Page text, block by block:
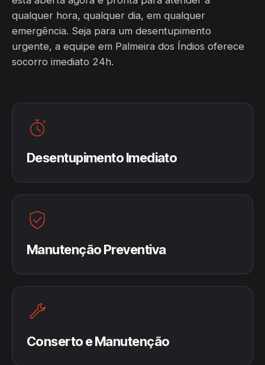
qualquer hora, qualquer dia, em qualquer
emergência. Seja para um desentupimento
urgente, a equipe em Palmeira dos Índios oferece
socorro imediato 24h.
Desentupimento Imediato
Manutenção Preventiva
Conserto e Manutenção